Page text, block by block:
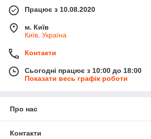
Працює з 10.08.2020
м. Київ
Київ, Україна
Контакти
Сьогодні працює з 10:00 до 18:00
Показати весь графік роботи
Про нас
Контакти